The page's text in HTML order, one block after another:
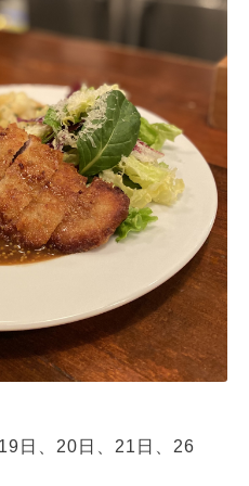
日、20日、21日、26